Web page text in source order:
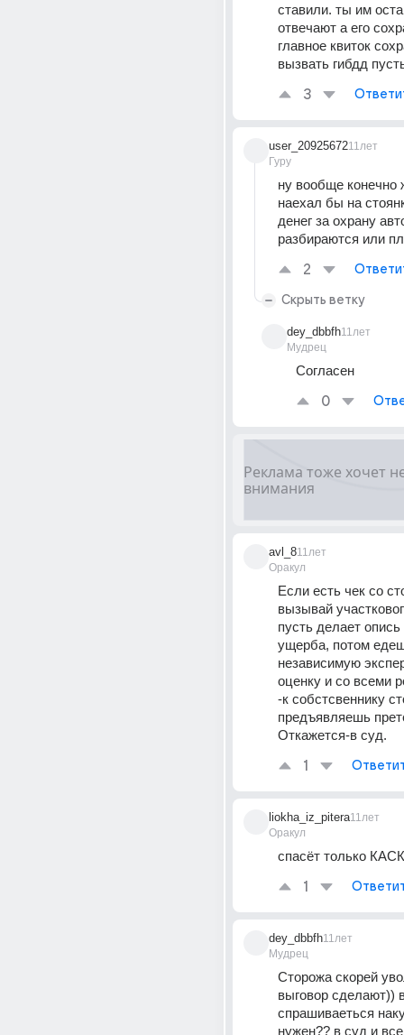
ставили. ты им
отвечают а его
главное квиток
вызвать гибдд
3
user_20925672
Гуру
11лет
ну вообще конечно
наехал бы на
денег за охрану
разбираются или
2
Скрыть ветку
dey_dbbfh
Мудрец
11лет
Согласен
0
avl_8
Оракул
11лет
Если есть чек со
вызывай
пусть делает
ущерба, потом
независимую
оценку и со всеми
-к собстсвеннику
предъявляешь
Откажется-в суд.
1
liokha_iz_pitera
Оракул
11лет
спасёт только
1
dey_dbbfh
Мудрец
11лет
Сторожа скорей
выговор сделают))
спрашиваеться
нужен?? в суд и